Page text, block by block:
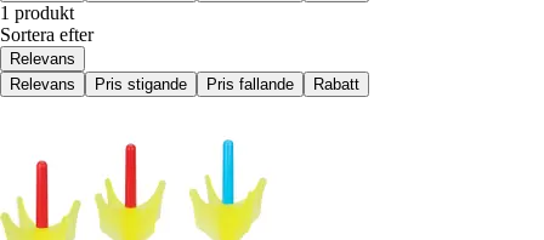
1 produkt
Sortera efter
Relevans
Relevans
Pris stigande Pris fallande Rabatt